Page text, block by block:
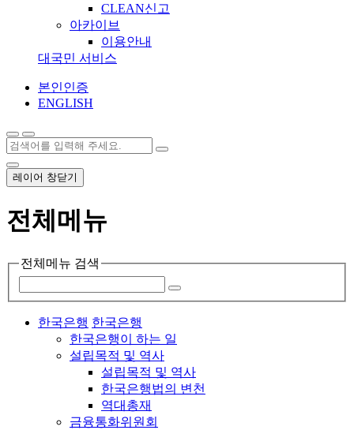
CLEAN신고
아카이브
이용안내
대국민 서비스
본인인증
ENGLISH
레이어 창닫기
전체메뉴
전체메뉴 검색
한국은행 한국은행
한국은행이 하는 일
설립목적 및 역사
설립목적 및 역사
한국은행법의 변천
역대총재
금융통화위원회